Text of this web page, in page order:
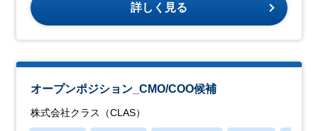
詳しく見る
オープンポジション_CMO/COO候補
株式会社クラス（CLAS）